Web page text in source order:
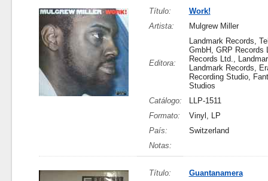
Título:
Work!
Artista:
Mulgrew Miller
Editora:
Landmark Records,
GmbH, GRP Records
Records Ltd.,
Landmark Records,
Recording Studio,
Studios
Catálogo:
LLP-1511
Formato:
Vinyl, LP
País:
Switzerland
Notas:
Título:
Guantanamera